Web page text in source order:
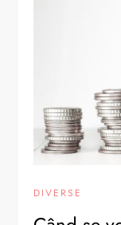
DIVERSE